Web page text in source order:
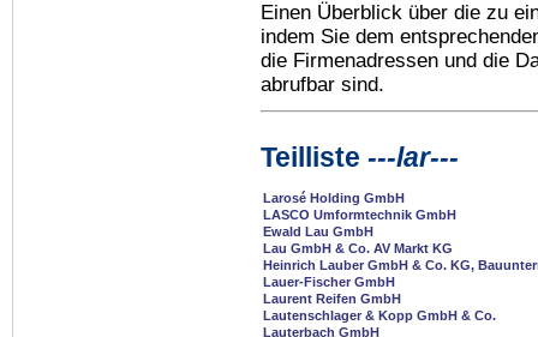
Einen Überblick über die zu
indem Sie dem
die Firmenadressen und die
abrufbar sind.
Teilliste ---lar---
Larosé Holding GmbH
LASCO Umformtechnik GmbH
Ewald Lau GmbH
Lau GmbH & Co. AV Markt KG
Heinrich Lauber GmbH & Co. KG,
Lauer-Fischer GmbH
Laurent Reifen GmbH
Lautenschlager & Kopp GmbH & Co.
Lauterbach GmbH